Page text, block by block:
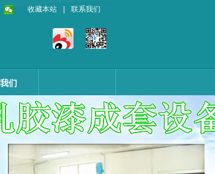
收藏本站 联系我们
们